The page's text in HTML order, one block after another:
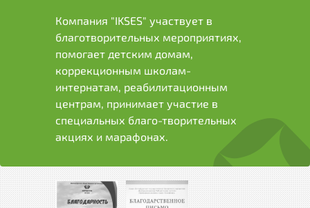
Компания "IKSES" участвует в
благотворительных мероприятиях,
помогает детским домам,
коррекционным школам-
интернатам, реабилитационным
центрам, принимает участие в
специальных благо-творительных
акциях и марафонах.